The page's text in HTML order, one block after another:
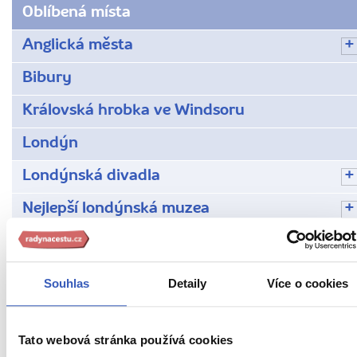
Souhlas Detaily Více o cookies
Tato webová stránka používá cookies
Oblíbená místa
Anglická města
Bibury
Královská hrobka ve Windsoru
Londýn
Londýnská divadla
Nejlepší londýnská muzea
Nejnavštěvovanější památky Londýna
Sportovní muzea a stadiony v Londýně
Zajímavá místa a atrakce Londýna